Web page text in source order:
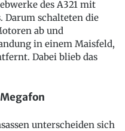
des A321 mit
Darum schalteten die
ab und
in einem Maisfeld,
Dabei blieb das
unterscheiden sich